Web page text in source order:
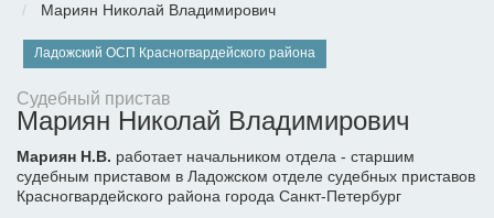
Мариян Николай Владимирович
Ладожский ОСП Красногвардейского района
Судебный пристав
Мариян Николай Владимирович
Мариян Н.В. работает начальником отдела - старшим
судебным приставом в Ладожском отделе судебных приставов
Красногвардейского района города Санкт-Петербург